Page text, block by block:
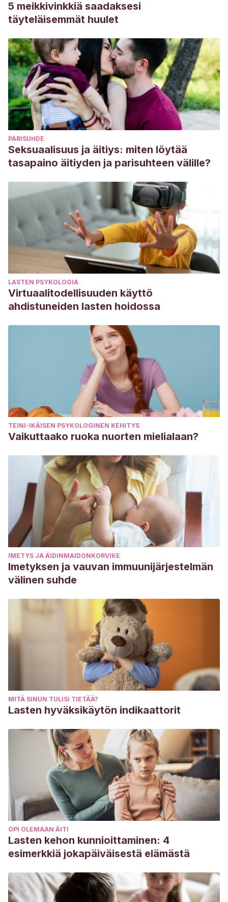
5 meikkivinkkiä saadaksesi
täyteläisemmät huulet
PARISUHDE
Seksuaalisuus ja äitiys: miten löytää
tasapaino äitiyden ja parisuhteen välille?
LASTEN PSYKOLOGIA
Virtuaalitodellisuuden käyttö
ahdistuneiden lasten hoidossa
TEINI-IKÄISEN PSYKOLOGINEN KEHITYS
Vaikuttaako ruoka nuorten mielialaan?
IMETYS JA ÄIDINMAIDONKORVIKE
Imetyksen ja vauvan immuunijärjestelmän
välinen suhde
MITÄ SINUN TULISI TIETÄÄ?
Lasten hyväksikäytön indikaattorit
OPI OLEMAAN ÄITI
Lasten kehon kunnioittaminen: 4
esimerkkiä jokapäiväisestä elämästä